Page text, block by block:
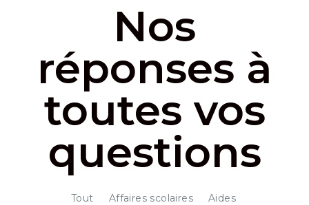
Nos
réponses à
toutes vos
questions
Tout Affaires scolaires
Aides